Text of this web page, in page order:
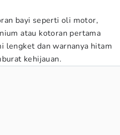
bayi seperti oli motor,
atau kotoran pertama
lengket dan warnanya hitam
kehijauan.